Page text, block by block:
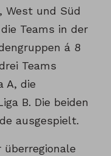
und Süd
Teams in der
á 8
Teams
A, die
B. Die beiden
ausgespielt.
überregionale